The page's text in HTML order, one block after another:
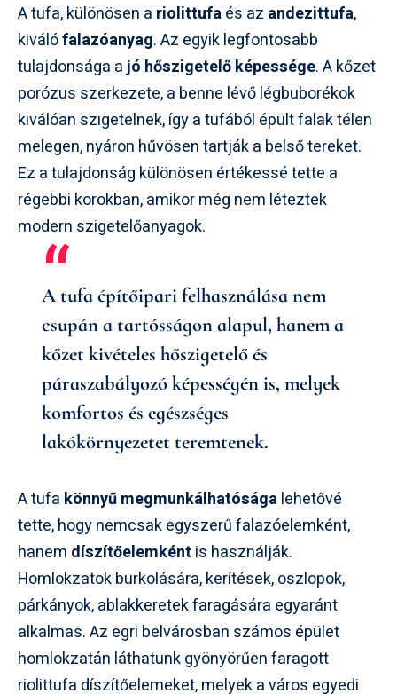
A tufa, különösen a riolittufaés az andezittufa,
kiválófalazóanyag. Az egyik legfontosabb
tulajdonsága ajó hőszigetelő képessége. A kőzet
porózus szerkezete, a benne lévő légbuborékok
kiválóan szigetelnek, így a tufából épült falak télen
melegen, nyáron hűvösen tartják a belső tereket.
Ez a tulajdonság különösen értékessé tette a
régebbi korokban, amikor még nem léteztek
modern szigetelőanyagok.
A tufa építőipari felhasználása nem
csupán a tartósságon alapul, hanem a
kőzet kivételes hőszigetelő és
páraszabályozó képességén is, melyek
komfortos és egészséges
lakókörnyezetet teremtenek.
A tufa könnyű megmunkálhatóságalehetővé
tette, hogy nemcsak egyszerű falazóelemként,
hanem díszítőelemként is használják.
Homlokzatok burkolására, kerítések, oszlopok,
párkányok, ablakkeretek faragására egyaránt
alkalmas. Az egri belvárosban számos épület
homlokzatán láthatunk gyönyörűen faragott
riolittufa díszítőelemeket, melyek a város egyedi